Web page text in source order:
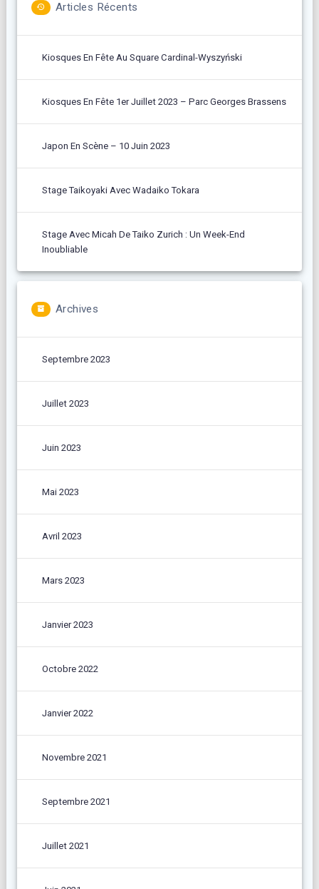
Articles Récents
Kiosques En Fête Au Square Cardinal-Wyszyński
Kiosques En Fête 1er Juillet 2023 – Parc Georges Brassens
Japon En Scène – 10 Juin 2023
Stage Taikoyaki Avec Wadaiko Tokara
Stage Avec Micah De Taiko Zurich : Un Week-End
Inoubliable
Archives
Septembre 2023
Juillet 2023
Juin 2023
Mai 2023
Avril 2023
Mars 2023
Janvier 2023
Octobre 2022
Janvier 2022
Novembre 2021
Septembre 2021
Juillet 2021